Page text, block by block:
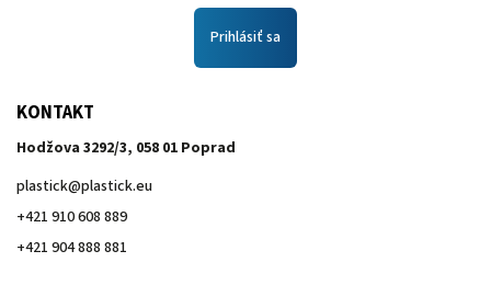
Prihlásiť sa
KONTAKT
Hodžova 3292/3, 058 01 Poprad
plastick@plastick.eu
+421 910 608 889
+421 904 888 881